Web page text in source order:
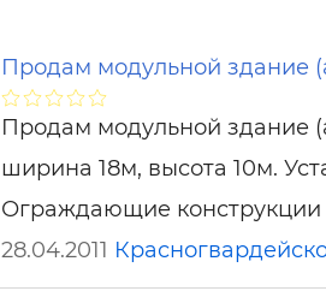
Продам модульной здание
Продам модульной здание
ширина 18м, высота 10м.
Ограждающие конструкции
28.04.2011